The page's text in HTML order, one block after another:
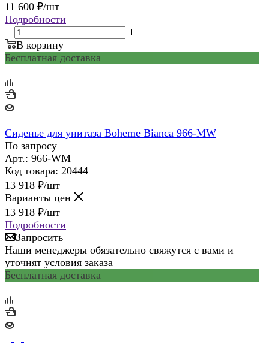
11 600 ₽/шт
Подробности
В корзину
Бесплатная доставка
Сиденье для унитаза Boheme Bianca 966-MW
По запросу
Арт.: 966-WM
Код товара: 20444
13 918 ₽/шт
Варианты цен
13 918 ₽/шт
Подробности
Запросить
Наши менеджеры обязательно свяжутся с вами и
уточнят условия заказа
Бесплатная доставка